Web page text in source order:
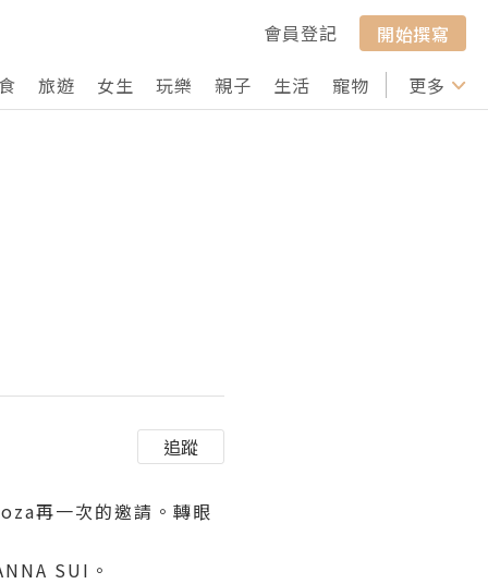
會員登記
開始撰寫
旅遊 女生 玩樂 親子 生活 寵物 行山 打卡
更多
追蹤
再一次的邀請。轉眼
SUI。